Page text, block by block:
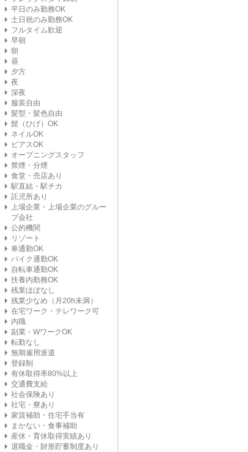
平日のみ勤務OK
土日祝のみ勤務OK
フルタイム歓迎
早朝
朝
昼
夕方
夜
深夜
服装自由
髪型・髪色自由
髭（ひげ）OK
ネイルOK
ピアスOK
オープニングスタッフ
禁煙・分煙
食堂・売店あり
駅直結・駅チカ
託児所あり
上場企業・上場企業のグルー
プ会社
公的機関
リゾート
車通勤OK
バイク通勤OK
自転車通勤OK
扶養内勤務OK
残業ほぼなし
残業少なめ（月20h未満）
在宅ワーク・テレワーク可
内職
副業・WワークOK
転勤なし
無期雇用派遣
登録制
有休取得率80%以上
交通費支給
社会保険あり
社宅・寮あり
家賃補助・住宅手当有
まかない・食事補助
産休・育休取得実績あり
退職金・財形貯蓄制度あり